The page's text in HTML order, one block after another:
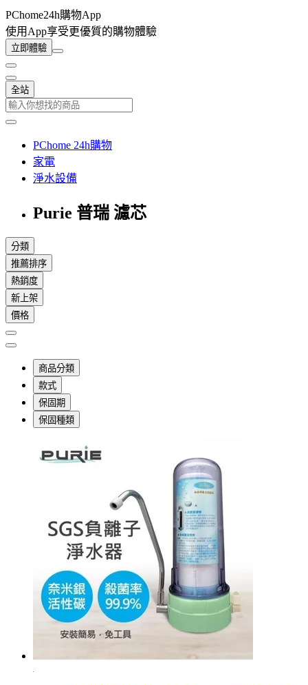
PChome24h購物App
使用App享受更優質的購物體驗
立即體驗
全站
PChome 24h購物
家電
淨水設備
Purie 普瑞 濾芯
分類
推薦排序
熱銷度
新上架
價格
商品分類
款式
保固期
保固種類